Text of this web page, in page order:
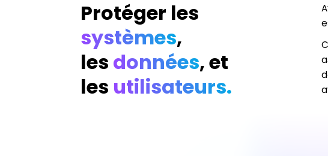
Protéger les
systèmes,
les données, et
les utilisateurs.